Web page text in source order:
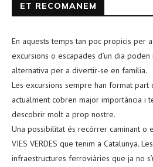
ET RECOMANEM
En aquests temps tan poc propicis per
excursions o escapades d’un dia
alternativa per a divertir-se en família.
Les excursions sempre han format part
actualment cobren major importància i
descobrir molt a prop nostre.
Una possibilitat és recórrer caminant o
VIES VERDES que tenim a Catalunya.
infraestructures ferroviàries que ja no